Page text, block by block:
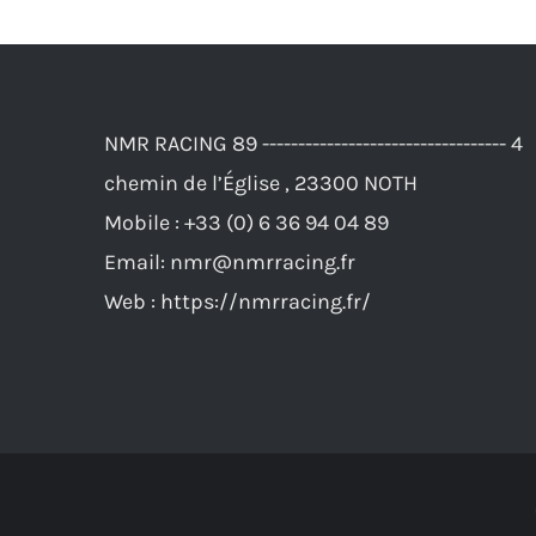
plusieurs
options
peuvent
choisies
NMR RACING 89 ---------------------------------- 4
chemin de l’Église , 23300 NOTH
Mobile : +33 (0) 6 36 94 04 89
Email: nmr@nmrracing.fr
Web : https://nmrracing.fr/